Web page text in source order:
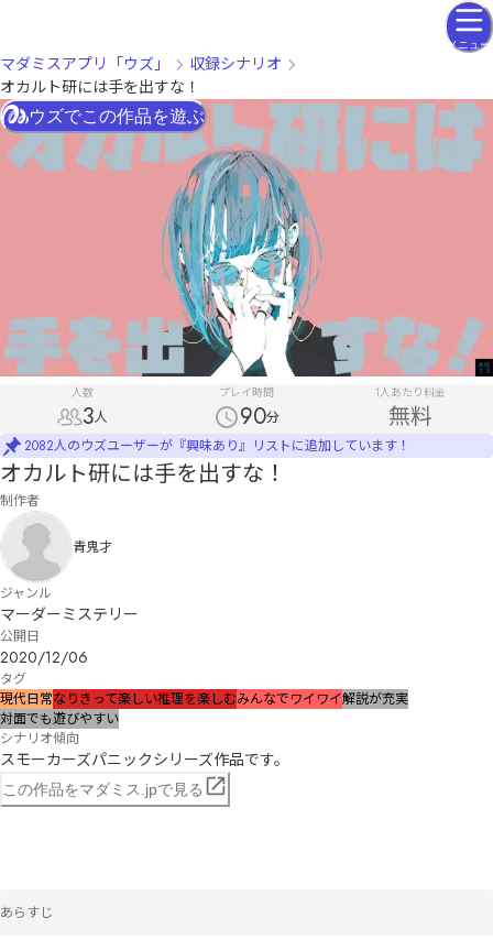
メニュー
マダミスアプリ「ウズ」
収録シナリオ
オカルト研には手を出すな！
人数
3人
プレイ時間
90分
1人あたり料金
無料
2082人のウズユーザーが『興味あり』リストに追加しています！
ウズでこの作品を遊ぶ
オカルト研には手を出すな！
制作者
青鬼才
ジャンル
マーダーミステリー
公開日
2020/12/06
タグ
現代日常なりきって楽しい推理を楽しむみんなでワイワイ解説が充実
対面でも遊びやすい
シナリオ傾向
スモーカーズパニックシリーズ作品です。
この作品をマダミス.jpで見る
あらすじ